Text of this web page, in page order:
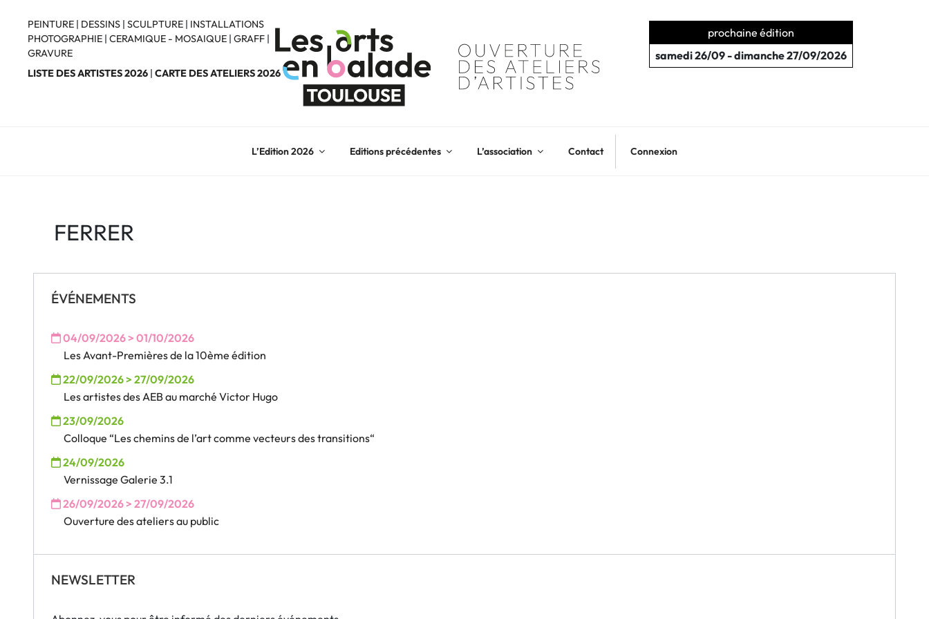
contenu
principal
PEINTURE | DESSINS | SCULPTURE | INSTALLATIONS
PHOTOGRAPHIE | CERAMIQUE - MOSAIQUE | GRAFF |
GRAVURE
LISTE DES ARTISTES 2026 | CARTE DES ATELIERS 2026
prochaine édition
samedi 26/09 - dimanche 27/09/2026
L’Edition 2026 Editions précédentes L’association Contact Connexion
FERRER
ÉVÉNEMENTS
04/09/2026 > 01/10/2026
Les Avant-Premières de la 10ème édition
22/09/2026 > 27/09/2026
Les artistes des AEB au marché Victor Hugo
23/09/2026
Colloque “Les chemins de l’art comme vecteurs des transitions“
24/09/2026
Vernissage Galerie 3.1
26/09/2026 > 27/09/2026
Ouverture des ateliers au public
NEWSLETTER